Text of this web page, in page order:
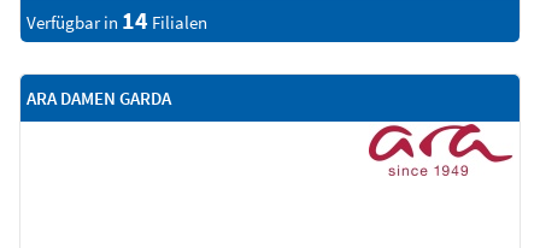
Verfügbar in 14 Filialen
ARA DAMEN GARDA